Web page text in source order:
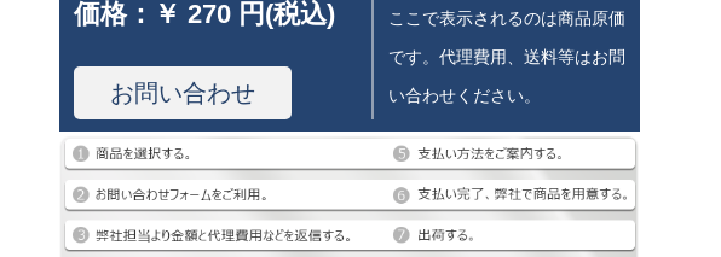
価格： ￥ 270 円(税込)
お問い合わせ
ここで表示されるのは商品原価
です。代理費用、送料等はお問
い合わせください。